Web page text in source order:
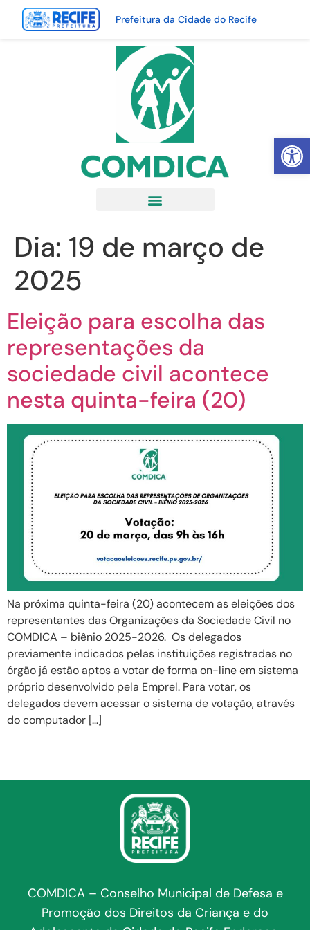
Abrir
Prefeitura da Cidade do Recife
Dia: 19 de março de
2025
Eleição para escolha das
representações da
sociedade civil acontece
nesta quinta-feira (20)
Na próxima quinta-feira (20) acontecem as eleições dos
representantes das Organizações da Sociedade Civil no
COMDICA – biênio 2025-2026. Os delegados
previamente indicados pelas instituições registradas no
órgão já estão aptos a votar de forma on-line em sistema
próprio desenvolvido pela Emprel. Para votar, os
delegados devem acessar o sistema de votação, através
do computador […]
COMDICA – Conselho Municipal de Defesa e
Promoção dos Direitos da Criança e do